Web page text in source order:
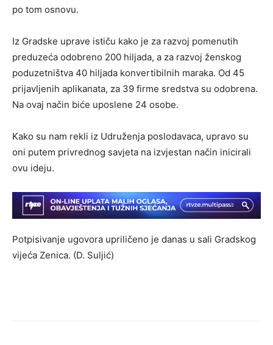
po tom osnovu.
Iz Gradske uprave ističu kako je za razvoj pomenutih
preduzeća odobreno 200 hiljada, a za razvoj ženskog
poduzetništva 40 hiljada konvertibilnih maraka. Od 45
prijavljenih aplikanata, za 39 firme sredstva su odobrena.
Na ovaj način biće uposlene 24 osobe.
Kako su nam rekli iz Udruženja poslodavaca, upravo su
oni putem privrednog savjeta na izvjestan način inicirali
ovu ideju.
Potpisivanje ugovora upriličeno je danas u sali Gradskog
vijeća Zenica. (D. Suljić)